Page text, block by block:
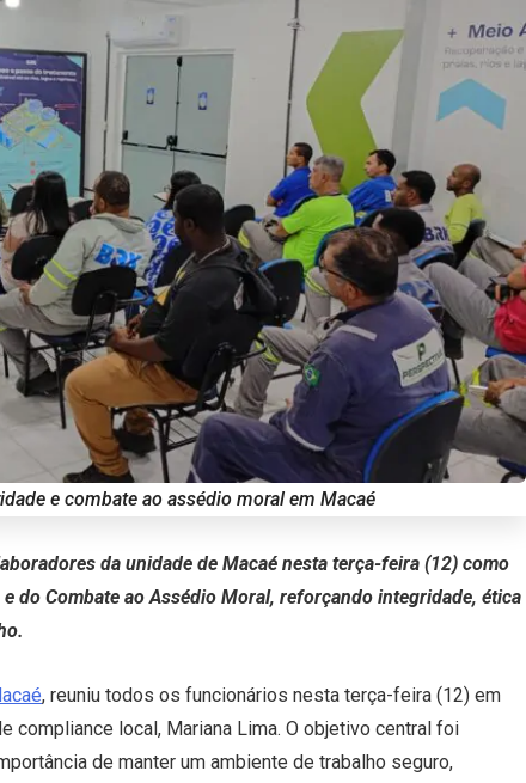
e combate ao assédio moral em Macaé
da unidade de Macaé nesta terça-feira (12) como
do Combate ao Assédio Moral, reforçando integridade, ética
, reuniu todos os funcionários nesta terça-feira (12) em
compliance local, Mariana Lima. O objetivo central foi
de manter um ambiente de trabalho seguro,